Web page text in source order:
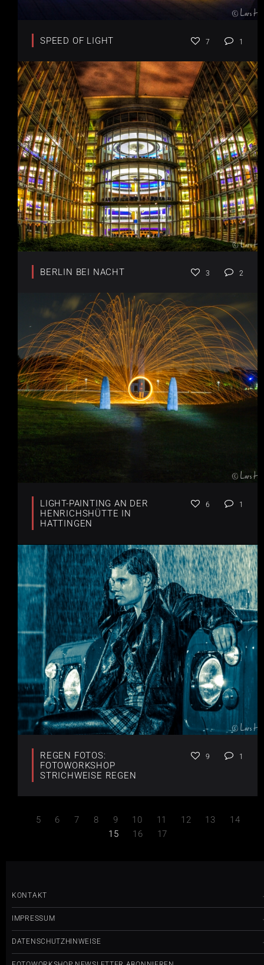
SPEED OF LIGHT 7 1
BERLIN BEI NACHT 3 2
LIGHT-PAINTING AN DER
HENRICHSHÜTTE IN
HATTINGEN
6 1
REGEN FOTOS:
FOTOWORKSHOP
STRICHWEISE REGEN
9 1
5 6 7 8 9 10 11 12 13
14
15
16 17
KONTAKT
IMPRESSUM
DATENSCHUTZHINWEISE